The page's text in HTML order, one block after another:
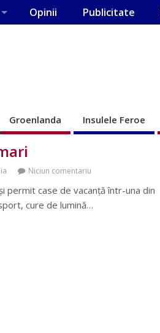
Opinii Publicitate
Groenlanda Insulele Feroe
Niciun comentariu
permit case de vacanţă într-una din
cure de lumină…